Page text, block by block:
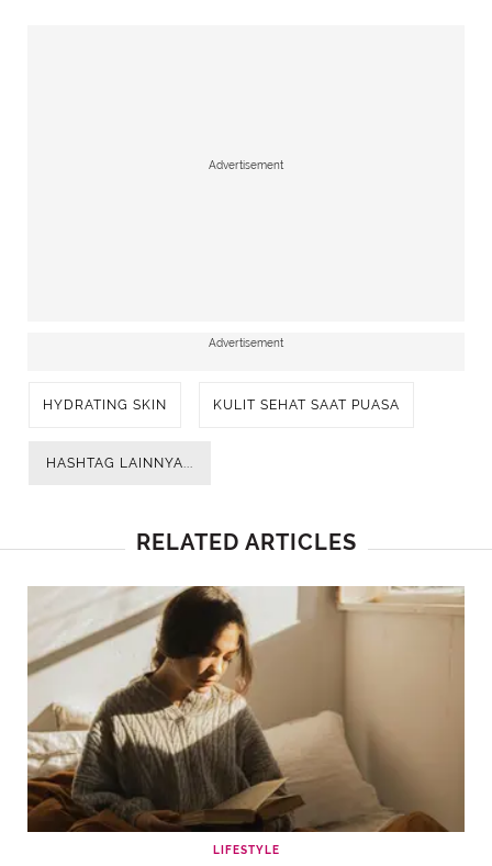
Advertisement
Advertisement
HYDRATING SKIN KULIT SEHAT SAAT PUASA
HASHTAG LAINNYA...
RELATED ARTICLES
LIFESTYLE